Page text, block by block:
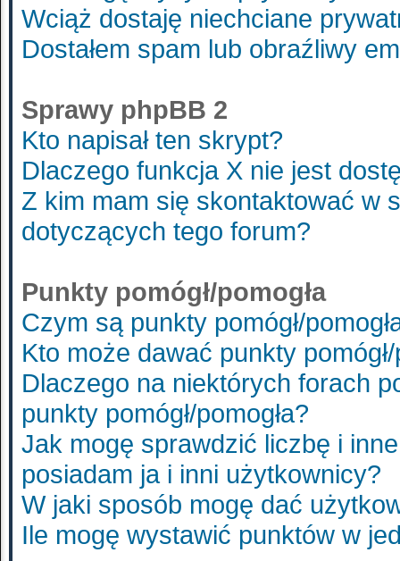
Wciąż dostaję niechciane
Dostałem spam lub obraźliwy
Sprawy phpBB 2
Kto napisał ten skrypt?
Dlaczego funkcja X nie jest
Z kim mam się skontaktować w
dotyczących tego forum?
Punkty pomógł/pomogła
Czym są punkty pomógł/
Kto może dawać punkty pomógł/
Dlaczego na niektórych forach
punkty pomógł/pomogła?
Jak mogę sprawdzić liczbę i
posiadam ja i inni użytkownicy?
W jaki sposób mogę dać
Ile mogę wystawić punktów w